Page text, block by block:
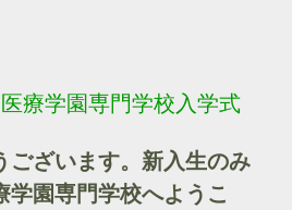
療学園専門学校入学式
ございます。新入生のみ
学園専門学校へようこ